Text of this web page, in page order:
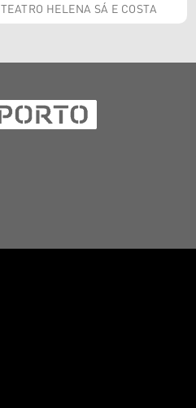
TEATRO HELENA SÁ E COSTA